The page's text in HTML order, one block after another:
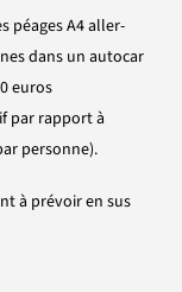
péages A4 aller-
dans un autocar
euros
par rapport à
personne).
à prévoir en sus